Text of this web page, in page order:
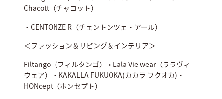
Chacott（チャコット）
・CENTONZE R（チェントンツェ・アール）
＜ファッション＆リビング＆インテリア＞
Filtango（フィルタンゴ）・Lala Vie wear（ララヴィ
ウェア）・KAKALLA FUKUOKA(カカラ フクオカ)・
HONcept（ホンセプト）